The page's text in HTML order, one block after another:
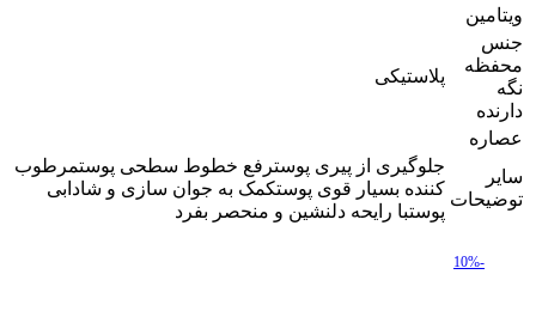
ویتامین
جنس
محفظه
نگه
دارنده
پلاستیکی
عصاره
سایر
توضیحات
جلوگیری از پیری پوسترفع خطوط سطحی پوستمرطوب
کننده بسیار قوی پوستکمک به جوان سازی و شادابی
پوستبا رایحه دلنشین و منحصر بفرد
-10%